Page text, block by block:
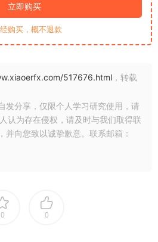
立即购买
购买，概不退款
517676.html ，转载
发分享，仅限个人学习研究使用，请
认为存在侵权，请及时与我们取得联
并向您致以诚挚歉意。联系邮箱：
0 0